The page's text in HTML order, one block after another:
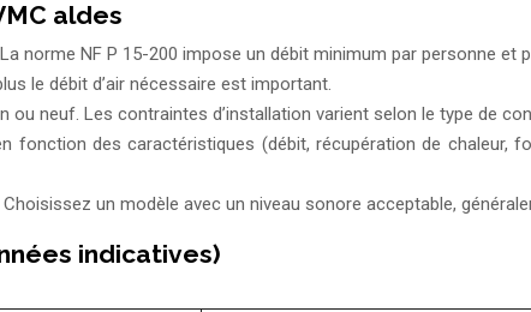
aldes
norme NF P 15-200 impose un débit minimum par personne et
le débit d’air nécessaire est important.
ou neuf. Les contraintes d’installation varient selon le type de
fonction des caractéristiques (débit, récupération de chaleur,
un modèle avec un niveau sonore acceptable,
indicatives)